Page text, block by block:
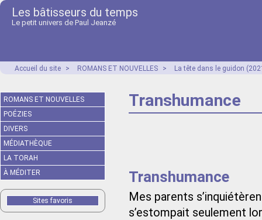
Les bâtisseurs du temps
Le petit univers de Paul Jeanzé
Accueil du site > ROMANS ET NOUVELLES > La tête dans le guidon
Transhumance
Transhumance
Mes parents
s’estompait seulement
ROMANS ET NOUVELLES
POÉZIES
DIVERS
MÉDIATHÈQUE
LA TORAH
À MÉDITER
Sites favoris